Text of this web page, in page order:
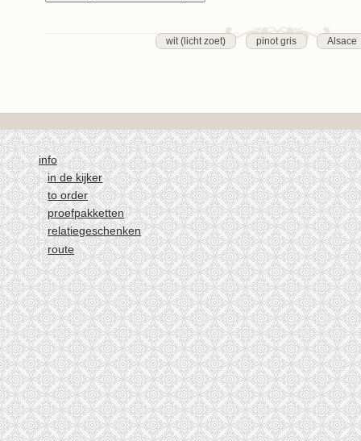
wit (licht zoet) pinot gris Alsace
info
in de kijker
to order
proefpakketten
relatiegeschenken
route